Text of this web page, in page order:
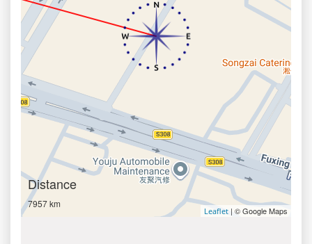
Distance
7957 km
Leaflet | © Google Maps